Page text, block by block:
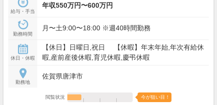
給与・手当
年収550万円〜600万円
勤務時間
月〜土9:00〜18:00 ※週40時間勤務
休日・休暇
【休日】日曜日,祝日 【休暇】年末年始,年次有給休
暇,産前産後休暇,育児休暇,慶弔休暇
勤務地
佐賀県唐津市
閲覧状況 今が狙い目！